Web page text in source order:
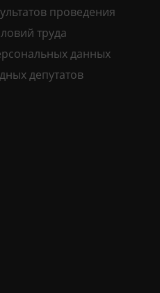
проведения
труда
данных
депутатов